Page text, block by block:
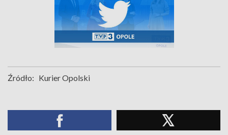
Źródło: Kurier Opolski